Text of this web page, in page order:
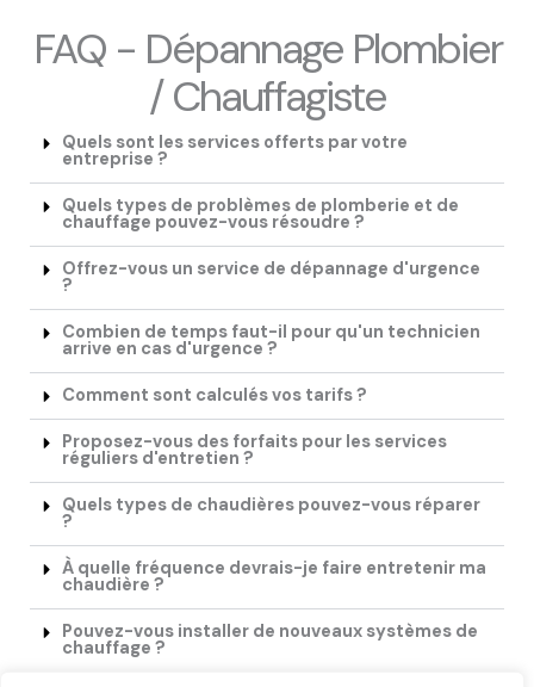
FAQ - Dépannage Plombier
/ Chauffagiste
Quels sont les services offerts par votre
entreprise ?
Quels types de problèmes de plomberie et de
chauffage pouvez-vous résoudre ?
Offrez-vous un service de dépannage d'urgence
?
Combien de temps faut-il pour qu'un technicien
arrive en cas d'urgence ?
Comment sont calculés vos tarifs ?
Proposez-vous des forfaits pour les services
réguliers d'entretien ?
Quels types de chaudières pouvez-vous réparer
?
À quelle fréquence devrais-je faire entretenir ma
chaudière ?
Pouvez-vous installer de nouveaux systèmes de
chauffage ?